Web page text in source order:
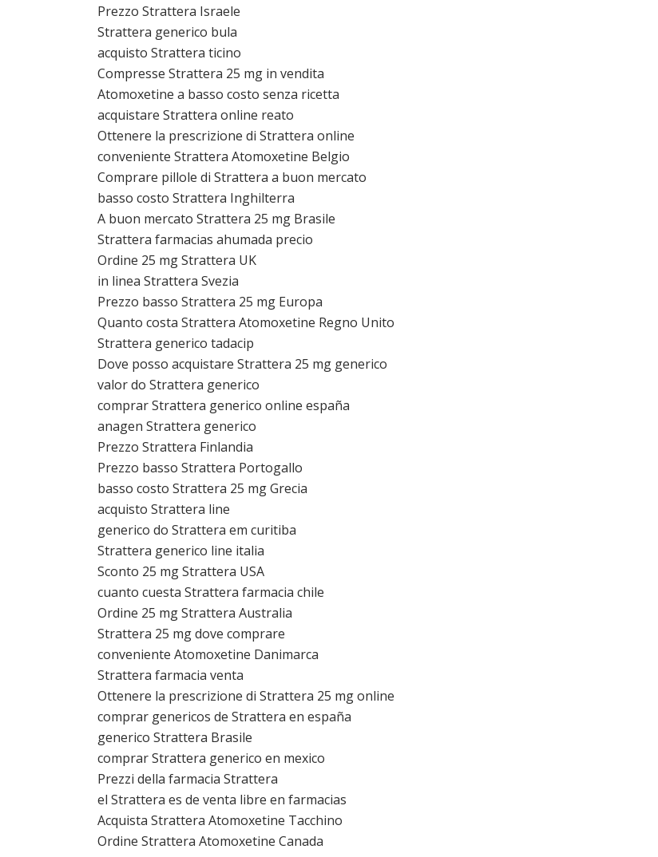
Prezzo Strattera Israele
Strattera generico bula
acquisto Strattera ticino
Compresse Strattera 25 mg in vendita
Atomoxetine a basso costo senza ricetta
acquistare Strattera online reato
Ottenere la prescrizione di Strattera online
conveniente Strattera Atomoxetine Belgio
Comprare pillole di Strattera a buon mercato
basso costo Strattera Inghilterra
A buon mercato Strattera 25 mg Brasile
Strattera farmacias ahumada precio
Ordine 25 mg Strattera UK
in linea Strattera Svezia
Prezzo basso Strattera 25 mg Europa
Quanto costa Strattera Atomoxetine Regno Unito
Strattera generico tadacip
Dove posso acquistare Strattera 25 mg generico
valor do Strattera generico
comprar Strattera generico online españa
anagen Strattera generico
Prezzo Strattera Finlandia
Prezzo basso Strattera Portogallo
basso costo Strattera 25 mg Grecia
acquisto Strattera line
generico do Strattera em curitiba
Strattera generico line italia
Sconto 25 mg Strattera USA
cuanto cuesta Strattera farmacia chile
Ordine 25 mg Strattera Australia
Strattera 25 mg dove comprare
conveniente Atomoxetine Danimarca
Strattera farmacia venta
Ottenere la prescrizione di Strattera 25 mg online
comprar genericos de Strattera en españa
generico Strattera Brasile
comprar Strattera generico en mexico
Prezzi della farmacia Strattera
el Strattera es de venta libre en farmacias
Acquista Strattera Atomoxetine Tacchino
Ordine Strattera Atomoxetine Canada